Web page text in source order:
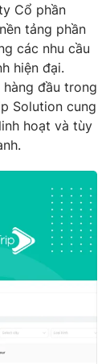
483/GP-BTTTT
Quốc Thắng,
932
Cổ phần
tảng phần
các nhu cầu
hiện đại.
đầu trong
Solution cung
hoạt và tùy